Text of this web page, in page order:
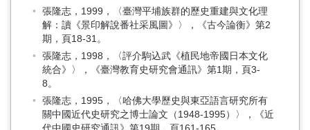
張隆志，1999，〈臺灣平埔族群的歷史重建與文化理
解：讀《景印解說番社采風圖》〉，《古今論衡》第2
期，頁18-31。
張隆志，1998，〈評介駒込武《植民地帝國日本文化
統合》〉，《臺灣教育史研究會通訊》第1期，頁3-
8。
張隆志，1995，〈哈佛大學歷史與東亞語言研究所有
關中國近代史研究之博士論文（1948-1995）〉，《近